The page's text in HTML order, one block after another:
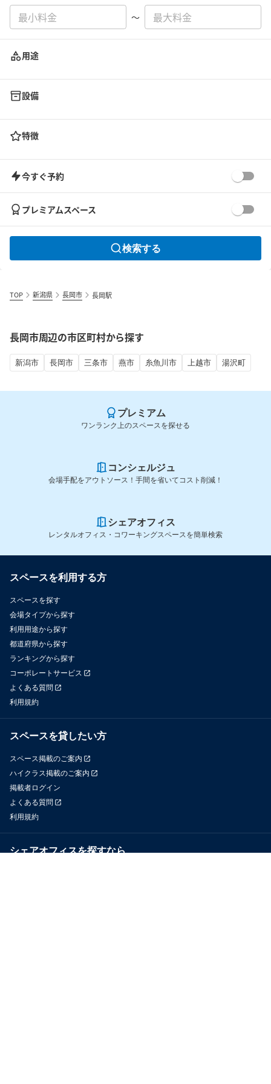
〜
用途
設備
特徴
今すぐ予約
プレミアムスペース
検索する
TOP 新潟県 長岡市 長岡駅
長岡市周辺の市区町村から探す
新潟市 長岡市 三条市 燕市 糸魚川市 上越市 湯沢町
プレミアム
ワンランク上のスペースを探せる
コンシェルジュ
会場手配をアウトソース！手間を省いてコスト削減！
シェアオフィス
レンタルオフィス・コワーキングスペースを簡単検索
スペースを利用する方
スペースを探す
会場タイプから探す
利用用途から探す
都道府県から探す
ランキングから探す
コーポレートサービス
よくある質問
利用規約
スペースを貸したい方
スペース掲載のご案内
ハイクラス掲載のご案内
掲載者ログイン
よくある質問
利用規約
シェアオフィスを探すなら